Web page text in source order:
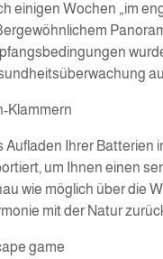
einigen Wochen „im
Klammern
Aufladen Ihrer Batterien
um Ihnen einen
wie möglich über die
mit der Natur
game